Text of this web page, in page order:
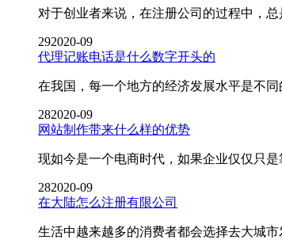
对于创业者来说，在注册公司的过程中，
292020-09
代理记账电话是什么数字开头的
在我国，每一个地方的经济发展水平是不
282020-09
网站制作带来什么样的优势
现如今是一个电商时代，如果企业仅仅只
282020-09
在大陆怎么注册有限公司
生活中越来越多的消费者都会选择去大城